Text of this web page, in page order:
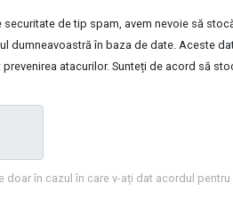
securitate de tip spam, avem nevoie să
dumneavoastră în baza de date. Aceste
atacurilor. Sunteți de acord să
doar în cazul în care v-ați dat acordul pentru